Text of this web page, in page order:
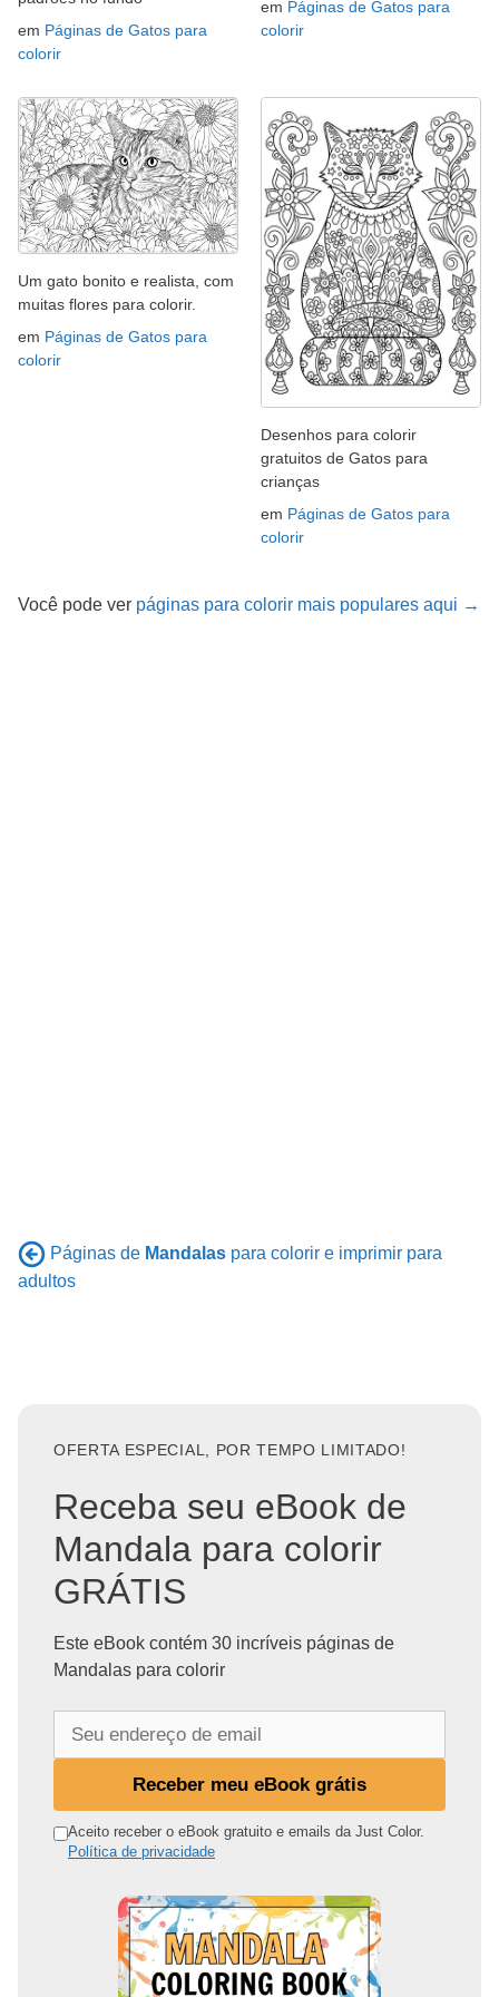
em Páginas de Gatos para
colorir
em Páginas de Gatos para
colorir
Um gato bonito e realista, com
muitas flores para colorir.
em Páginas de Gatos para
colorir
Desenhos para colorir
gratuitos de Gatos para
crianças
em Páginas de Gatos para
colorir
Você pode ver páginas para colorir mais populares aqui →
Páginas de Mandalas para colorir e imprimir para
adultos
OFERTA ESPECIAL, POR TEMPO LIMITADO!
Receba seu eBook de
Mandala para colorir
GRÁTIS
Este eBook contém 30 incríveis páginas de
Mandalas para colorir
n
Receber meu eBook grátis
Aceito receber o eBook gratuito e emails da Just Color.
Política de privacidade